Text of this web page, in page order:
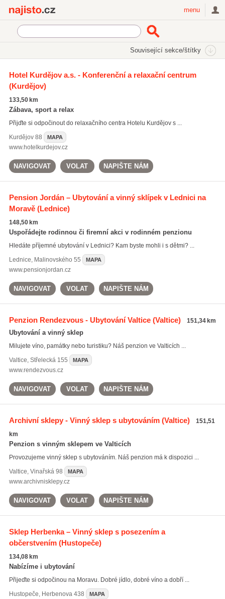
menu
Související sekce/štítky
vinné sklepy jižní Morava
firemní akce jižní Morava
moravská vína
Všechny související štítky
Hotel Kurdějov a.s. - Konferenční a relaxační centrum
(Kurdějov)
133,50 km
Zábava, sport a relax
Přijďte si odpočinout do relaxačního centra Hotelu Kurdějov s ...
Kurdějov88 MAPA
www.hotelkurdejov.cz
NAVIGOVAT VOLAT NAPIŠTE NÁM
Pension Jordán – Ubytování a vinný sklípek v Lednici na
Moravě(Lednice)
148,50 km
Uspořádejte rodinnou či firemní akci v rodinném penzionu
Hledáte příjemné ubytování v Lednici? Kam byste mohli i s dětmi? ...
Lednice, Malinovského 55 MAPA
www.pensionjordan.cz
NAVIGOVAT VOLAT NAPIŠTE NÁM
Penzion Rendezvous - Ubytování Valtice(Valtice) 151,34 km
Ubytování a vinný sklep
Milujete víno, památky nebo turistiku? Náš penzion ve Valticích ...
Valtice, Střelecká 155 MAPA
www.rendezvous.cz
NAVIGOVAT VOLAT NAPIŠTE NÁM
Archivní sklepy - Vinný sklep s ubytováním(Valtice)
151,51
km
Penzion s vinným sklepem ve Valticích
Provozujeme vinný sklep s ubytováním. Náš penzion má k dispozici ...
Valtice, Vinařská 98 MAPA
www.archivnisklepy.cz
NAVIGOVAT VOLAT NAPIŠTE NÁM
Sklep Herbenka – Vinný sklep s posezením a
občerstvením(Hustopeče)
134,08 km
Nabízíme i ubytování
Přijeďte si odpočinou na Moravu. Dobré jídlo, dobré víno a dobří ...
Hustopeče, Herbenova 438 MAPA